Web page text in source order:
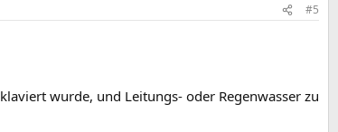
#5
wurde, und Leitungs- oder Regenwasser zu